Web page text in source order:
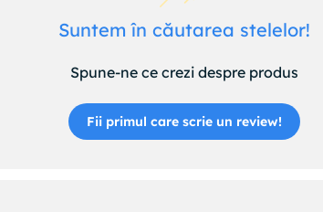
Suntem în căutarea stelelor!
Spune-ne ce crezi despre produs
Fii primul care scrie un review!